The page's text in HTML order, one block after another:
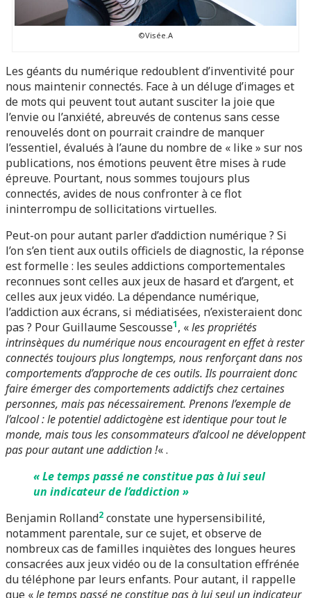
©Visée.A
Les géants du numérique redoublent d’inventivité pour
nous maintenir connectés. Face à un déluge d’images et
de mots qui peuvent tout autant susciter la joie que
l’envie ou l’anxiété, abreuvés de contenus sans cesse
renouvelés dont on pourrait craindre de manquer
l’essentiel, évalués à l’aune du nombre de « like » sur nos
publications, nos émotions peuvent être mises à rude
épreuve. Pourtant, nous sommes toujours plus
connectés, avides de nous confronter à ce flot
ininterrompu de sollicitations virtuelles.
Peut-on pour autant parler d’addiction numérique ? Si
l’on s’en tient aux outils officiels de diagnostic, la réponse
est formelle : les seules addictions comportementales
reconnues sont celles aux jeux de hasard et d’argent, et
celles aux jeux vidéo. La dépendance numérique,
l’addiction aux écrans, si médiatisées, n’existeraient donc
pas ? Pour Guillaume Sescousse1, «les propriétés
intrinsèques du numérique nous encouragent en effet à rester
connectés toujours plus longtemps, nous renforçant dans nos
comportements d’approche de ces outils. Ils pourraient donc
faire émerger des comportements addictifs chez certaines
personnes, mais pas nécessairement. Prenons l’exemple de
l’alcool : le potentiel addictogène est identique pour tout le
monde, mais tous les consommateurs d’alcool ne développent
pas pour autant une addiction !« .
« Le temps passé ne constitue pas à lui seul
un indicateur de l’addiction »
Benjamin Rolland2 constate une hypersensibilité,
notamment parentale, sur ce sujet, et observe de
nombreux cas de familles inquiètes des longues heures
consacrées aux jeux vidéo ou de la consultation effrénée
du téléphone par leurs enfants. Pour autant, il rappelle
que «le temps passé ne constitue pas à lui seul un indicateur